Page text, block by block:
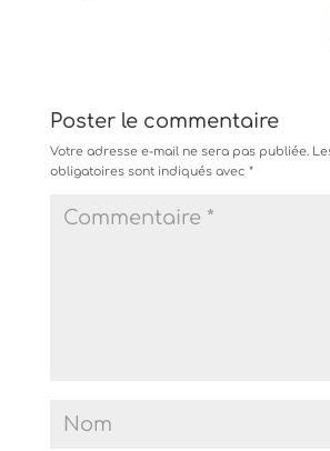
Poster le commentaire
Votre adresse e-mail ne sera pas publiée.
obligatoires sont indiqués avec *